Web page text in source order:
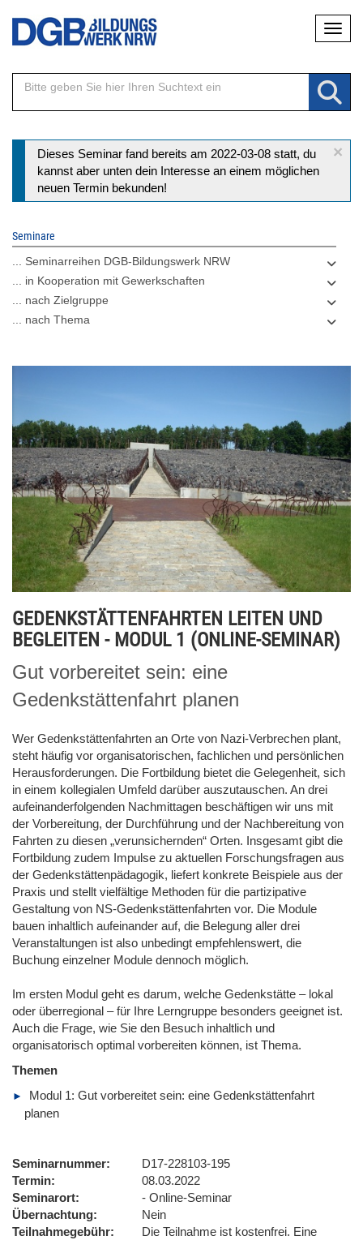
Direkt
Inhalt
×
Statusmeldung
Dieses Seminar fand bereits am 2022-03-08 statt, du
kannst aber unten dein Interesse an einem möglichen
neuen Termin bekunden!
Seminare
... Seminarreihen DGB-Bildungswerk NRW
... in Kooperation mit Gewerkschaften
... nach Zielgruppe
... nach Thema
GEDENKSTÄTTENFAHRTEN LEITEN UND
BEGLEITEN - MODUL 1 (ONLINE-SEMINAR)
Gut vorbereitet sein: eine
Gedenkstättenfahrt planen
Wer Gedenkstättenfahrten an Orte von Nazi-Verbrechen plant,
steht häufig vor organisatorischen, fachlichen und persönlichen
Herausforderungen. Die Fortbildung bietet die Gelegenheit, sich
in einem kollegialen Umfeld darüber auszutauschen. An drei
aufeinanderfolgenden Nachmittagen beschäftigen wir uns mit
der Vorbereitung, der Durchführung und der Nachbereitung von
Fahrten zu diesen „verunsichernden“ Orten. Insgesamt gibt die
Fortbildung zudem Impulse zu aktuellen Forschungsfragen aus
der Gedenkstättenpädagogik, liefert konkrete Beispiele aus der
Praxis und stellt vielfältige Methoden für die partizipative
Gestaltung von NS-Gedenkstättenfahrten vor. Die Module
bauen inhaltlich aufeinander auf, die Belegung aller drei
Veranstaltungen ist also unbedingt empfehlenswert, die
Buchung einzelner Module dennoch möglich.
Im ersten Modul geht es darum, welche Gedenkstätte – lokal
oder überregional – für Ihre Lerngruppe besonders geeignet ist.
Auch die Frage, wie Sie den Besuch inhaltlich und
organisatorisch optimal vorbereiten können, ist Thema.
Themen
Modul 1: Gut vorbereitet sein: eine Gedenkstättenfahrt
planen
Seminarnummer
D17-228103-195
Termin
08.03.2022
Seminarort
- Online-Seminar
Übernachtung
Nein
Teilnahmegebühr
Die Teilnahme ist kostenfrei. Eine